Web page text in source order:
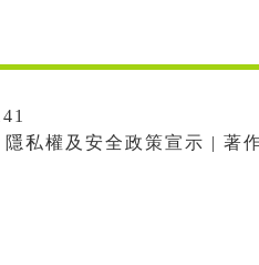
私權及安全政策宣示 | 著